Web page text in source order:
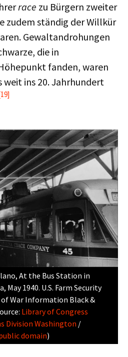
race zu Bürgern zweiter
zudem ständig der Willkür
Gewaltandrohungen
die in
fanden, waren
weit ins 20. Jahrhundert
At the Bus Station in
1940. U.S. Farm Security
War Information Black &
Library of Congress
Division Washington /
domain)